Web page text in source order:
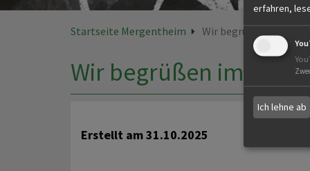
Startseite Mergentheim Wir begrüßen im HR
Wir begrüßen im HR
Erstellt am31.10.2025
erfahren,
Ich lehne ab